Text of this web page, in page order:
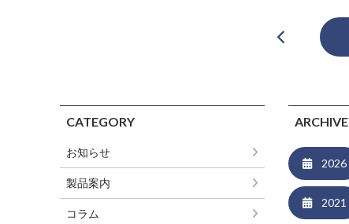
CATEGORY
お知らせ
製品案内
コラム
ARCHIVE
2026
2021